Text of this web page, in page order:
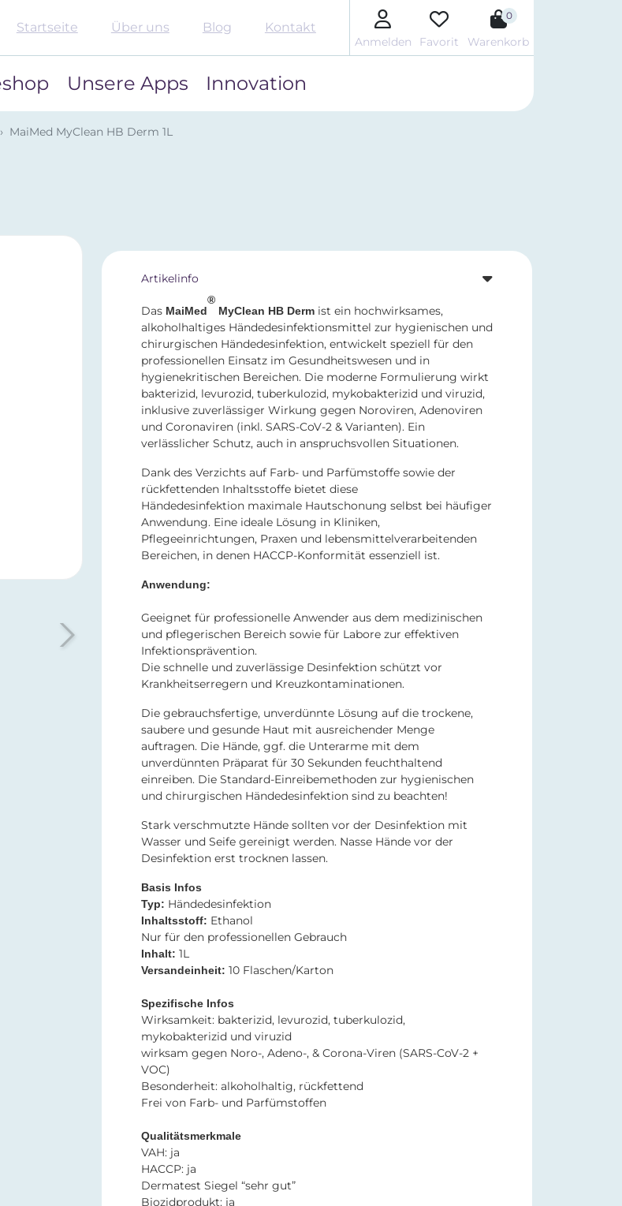
Startseite Über uns Blog Kontakt
Anmelden Favorit
0
Warenkorb
Unsere Apps Innovation
MaiMed MyClean HB Derm 1L
Artikelinfo
Das MaiMed
®
MyClean HB Derm ist ein hochwirksames,
alkoholhaltiges Händedesinfektionsmittel zur hygienischen und
chirurgischen Händedesinfektion, entwickelt speziell für den
professionellen Einsatz im Gesundheitswesen und in
hygienekritischen Bereichen. Die moderne Formulierung wirkt
bakterizid, levurozid, tuberkulozid, mykobakterizid und viruzid,
inklusive zuverlässiger Wirkung gegen Noroviren, Adenoviren
und Coronaviren (inkl. SARS-CoV-2 & Varianten). Ein
verlässlicher Schutz, auch in anspruchsvollen Situationen.
Dank des Verzichts auf Farb- und Parfümstoffe sowie der
rückfettenden Inhaltsstoffe bietet diese
Händedesinfektion maximale Hautschonung selbst bei häufiger
Anwendung. Eine ideale Lösung in Kliniken,
Pflegeeinrichtungen, Praxen und lebensmittelverarbeitenden
Bereichen, in denen HACCP-Konformität essenziell ist.
Anwendung:
Geeignet für professionelle Anwender aus dem medizinischen
und pflegerischen Bereich sowie für Labore zur effektiven
Infektionsprävention.
Die schnelle und zuverlässige Desinfektion schützt vor
Krankheitserregern und Kreuzkontaminationen.
Die gebrauchsfertige, unverdünnte Lösung auf die trockene,
saubere und gesunde Haut mit ausreichender Menge
auftragen. Die Hände, ggf. die Unterarme mit dem
unverdünnten Präparat für 30 Sekunden feuchthaltend
einreiben. Die Standard-Einreibemethoden zur hygienischen
und chirurgischen Händedesinfektion sind zu beachten!
Stark verschmutzte Hände sollten vor der Desinfektion mit
Wasser und Seife gereinigt werden. Nasse Hände vor der
Desinfektion erst trocknen lassen.
Basis Infos
Typ: Händedesinfektion
Inhaltsstoff: Ethanol
Nur für den professionellen Gebrauch
Inhalt: 1L
Versandeinheit: 10 Flaschen/Karton
Spezifische Infos
Wirksamkeit: bakterizid, levurozid, tuberkulozid,
mykobakterizid und viruzid
wirksam gegen Noro-, Adeno-, & Corona-Viren (SARS-CoV-2 +
VOC)
Besonderheit: alkoholhaltig, rückfettend
Frei von Farb- und Parfümstoffen
Qualitätsmerkmale
VAH: ja
HACCP: ja
Dermatest Siegel “sehr gut”
Biozidprodukt: ja